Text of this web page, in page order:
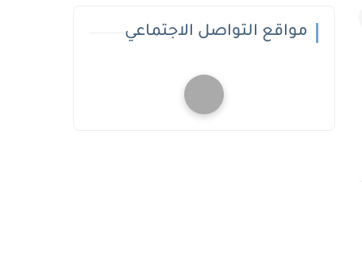
مواقع التواصل الاجتماعي